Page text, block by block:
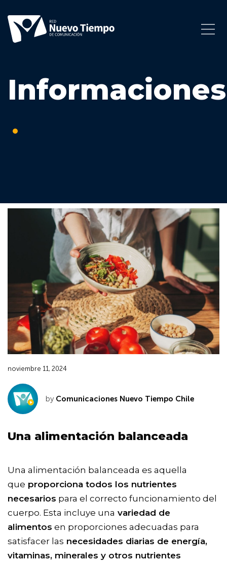
Informaciones
noviembre 11, 2024
by Comunicaciones Nuevo Tiempo Chile
Una alimentación balanceada
Una alimentación balanceada es aquella
que proporciona todos los nutrientes
necesarios para el correcto funcionamiento del
cuerpo. Esta incluye una variedad de
alimentos en proporciones adecuadas para
satisfacer las necesidades diarias de energía,
vitaminas, minerales y otros nutrientes